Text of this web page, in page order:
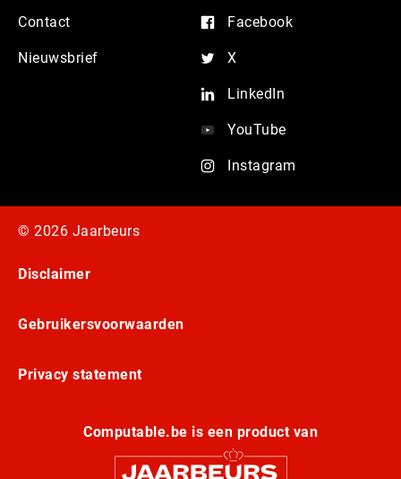
Contact
Nieuwsbrief
Facebook
X
LinkedIn
YouTube
Instagram
© 2026 Jaarbeurs
Disclaimer
Gebruikersvoorwaarden
Privacy statement
Computable.be is een product van